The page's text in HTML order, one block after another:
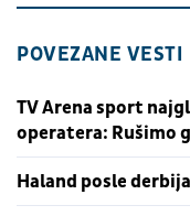
POVEZANE VESTI
TV Arena sport
operatera: Rušimo
Haland posle